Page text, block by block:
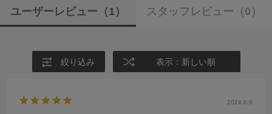
ユーザーレビュー （1） スタッフレビュー （0）
絞り込み 表示：新しい順
2024.8.9